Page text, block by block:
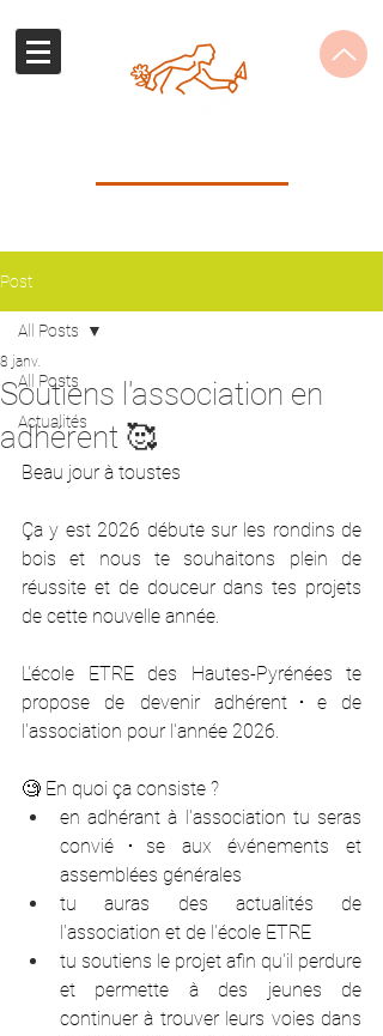
Post
All Posts
Actualités
All Posts
Soutiens l'association en
adhérent 🥰
8 janv.
Beau jour à toustes
Ça y est 2026 débute sur les rondins de
bois et nous te souhaitons plein de
réussite et de douceur dans tes projets
de cette nouvelle année.
L'école ETRE des Hautes-Pyrénées te
propose de devenir adhérent･e de
l'association pour l'année 2026.
🧐 En quoi ça consiste ?
en adhérant à l'association tu seras
convié･se aux événements et
assemblées générales
tu auras des actualités de
l'association et de l'école ETRE
tu soutiens le projet afin qu'il perdure
et permette à des jeunes de
continuer à trouver leurs voies dans